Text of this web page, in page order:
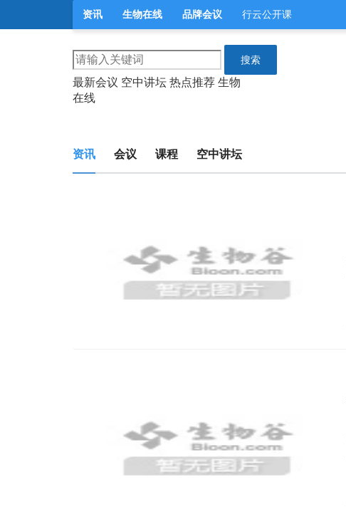
资讯 生物在线 品牌会议 行云公开课
搜索
最新会议 空中讲坛 热点推荐 生物
在线
资讯 会议 课程 空中讲坛